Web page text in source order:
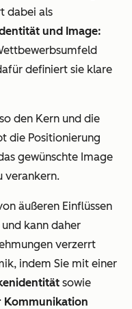
dabei als
und Image:
definiert sie klare
den Kern und die
die Positionierung
gewünschte Image
verankern.
äußeren Einflüssen
kann daher
verzerrt
indem Sie mit einer
sowie
Kommunikation